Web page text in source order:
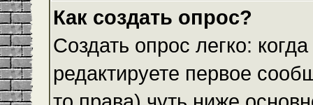
Как создать опрос?
Создать опрос легко:
редактируете первое